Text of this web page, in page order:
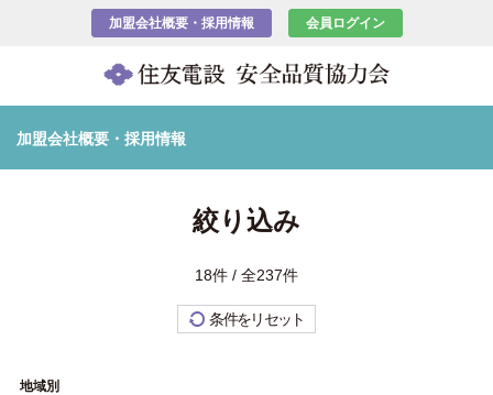
加盟会社概要・採用情報 会員ログイン
加盟会社概要・採用情報
絞り込み
18件 / 全237件
条件をリセット
地域別